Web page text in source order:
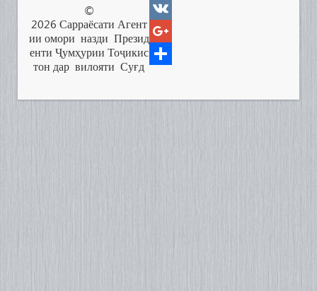
a
c
e
o
T
w
i
t
V
K
G
o
е
©
2026 Сарраёсати Агент
ии омори назди Презид
енти Ҷумҳурии Тоҷикис
тон дар вилояти Суғд